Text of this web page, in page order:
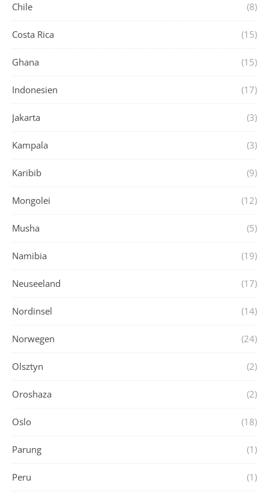
Chile (8)
Costa Rica (15)
Ghana (15)
Indonesien (17)
Jakarta (3)
Kampala (3)
Karibib (9)
Mongolei (12)
Musha (5)
Namibia (19)
Neuseeland (17)
Nordinsel (14)
Norwegen (24)
Olsztyn (2)
Oroshaza (2)
Oslo (18)
Parung (1)
Peru (1)